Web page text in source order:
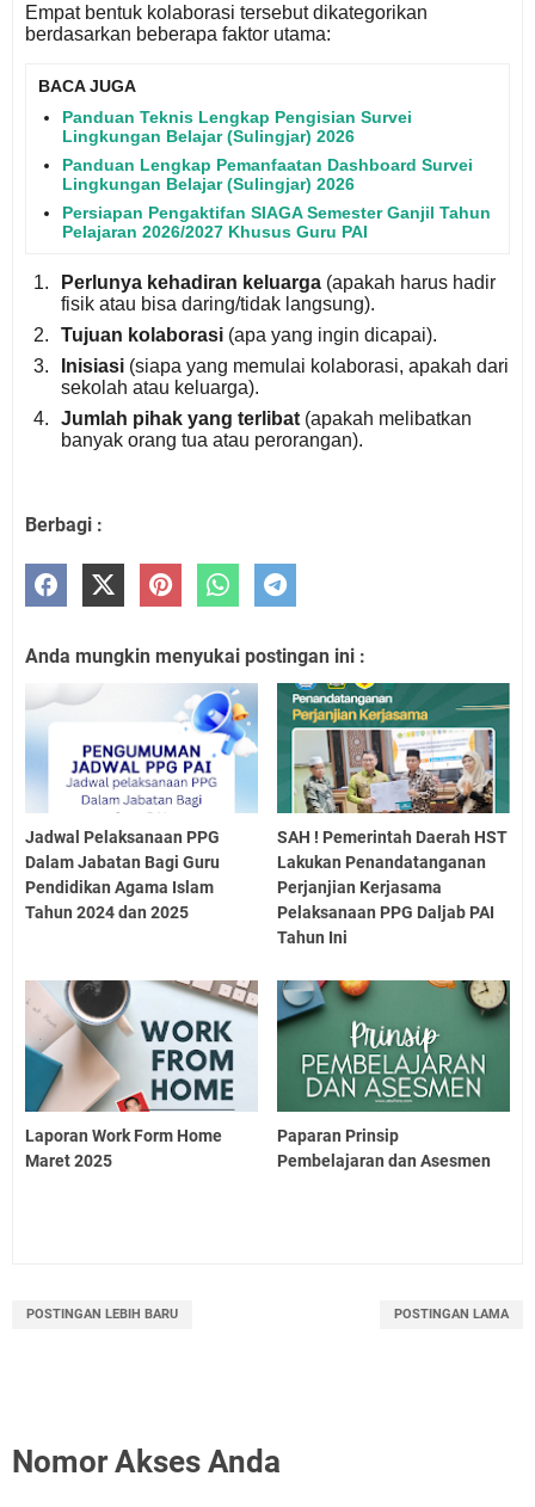
Empat bentuk kolaborasi tersebut dikategorikan
berdasarkan beberapa faktor utama:
BACA JUGA
Panduan Teknis Lengkap Pengisian Survei
Lingkungan Belajar (Sulingjar) 2026
Panduan Lengkap Pemanfaatan Dashboard Survei
Lingkungan Belajar (Sulingjar) 2026
Persiapan Pengaktifan SIAGA Semester Ganjil Tahun
Pelajaran 2026/2027 Khusus Guru PAI
Perlunya kehadiran keluarga (apakah harus hadir
fisik atau bisa daring/tidak langsung).
Tujuan kolaborasi (apa yang ingin dicapai).
Inisiasi (siapa yang memulai kolaborasi, apakah dari
sekolah atau keluarga).
Jumlah pihak yang terlibat (apakah melibatkan
banyak orang tua atau perorangan).
Berbagi :
Anda mungkin menyukai postingan ini :
Jadwal Pelaksanaan PPG
Dalam Jabatan Bagi Guru
Pendidikan Agama Islam
Tahun 2024 dan 2025
SAH ! Pemerintah Daerah HST
Lakukan Penandatanganan
Perjanjian Kerjasama
Pelaksanaan PPG Daljab PAI
Tahun Ini
Laporan Work Form Home
Maret 2025
Paparan Prinsip
Pembelajaran dan Asesmen
POSTINGAN LEBIH BARU POSTINGAN LAMA
Nomor Akses Anda